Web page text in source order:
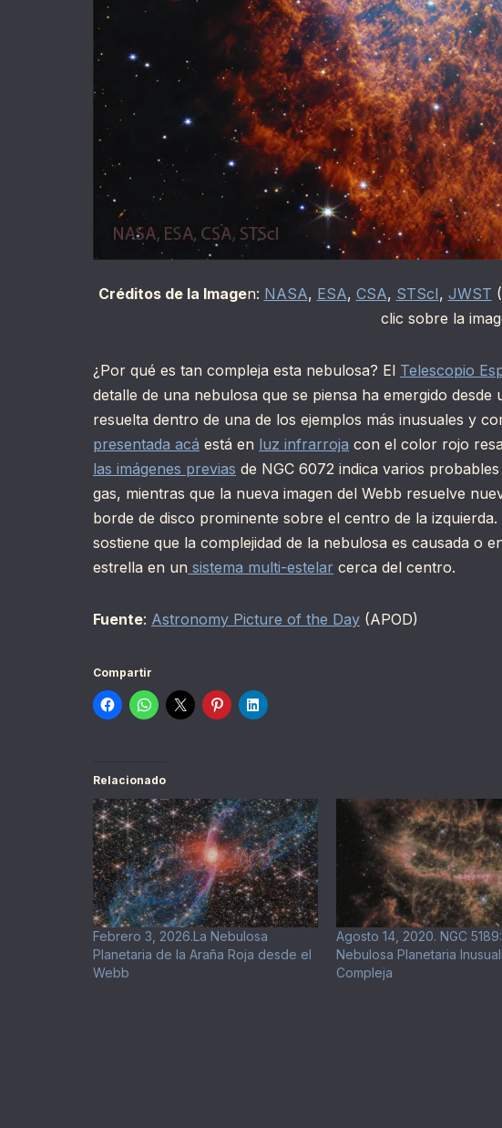
Créditos de la Imagen: NASA, ESA, CSA, STScI, JWST
clic sobre la
¿Por qué es tan compleja esta nebulosa? El Telescopio
detalle de una nebulosa que se piensa ha emergido desde
resuelta dentro de una de los ejemplos más inusuales y
presentada acá está en luz infrarroja con el color rojo
las imágenes previas de NGC 6072 indica varios probables
gas, mientras que la nueva imagen del Webb resuelve
borde de disco prominente sobre el centro de la izquierda.
sostiene que la complejidad de la nebulosa es causada o
estrella en un sistema multi-estelar cerca del centro.
Fuente: Astronomy Picture of the Day (APOD)
Compartir
Relacionado
Febrero 3, 2026.La Nebulosa
Planetaria de la Araña Roja desde el
Webb
Agosto 14, 2020. NGC
Nebulosa Planetaria
Compleja